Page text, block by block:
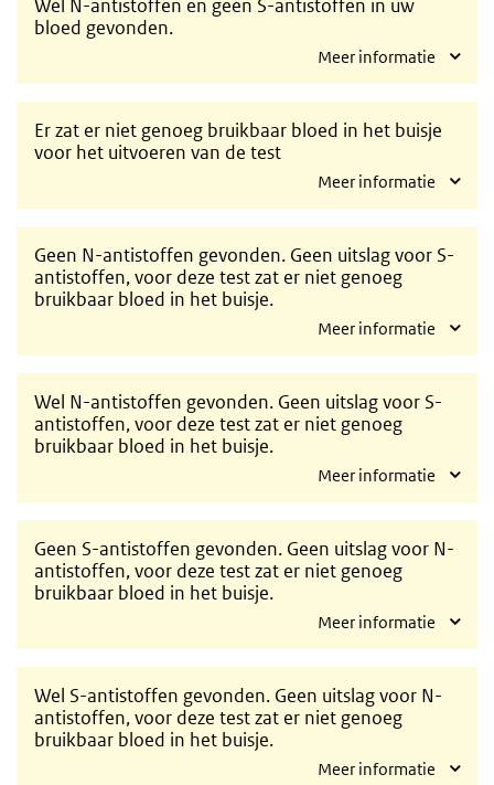
Wel N-antistoffen en geen S-antistoffen in uw
bloed gevonden.
Meer informatie
Er zat er niet genoeg bruikbaar bloed in het buisje
voor het uitvoeren van de test
Meer informatie
Geen N-antistoffen gevonden. Geen uitslag voor S-
antistoffen, voor deze test zat er niet genoeg
bruikbaar bloed in het buisje.
Meer informatie
Wel N-antistoffen gevonden. Geen uitslag voor S-
antistoffen, voor deze test zat er niet genoeg
bruikbaar bloed in het buisje.
Meer informatie
Geen S-antistoffen gevonden. Geen uitslag voor N-
antistoffen, voor deze test zat er niet genoeg
bruikbaar bloed in het buisje.
Meer informatie
Wel S-antistoffen gevonden. Geen uitslag voor N-
antistoffen, voor deze test zat er niet genoeg
bruikbaar bloed in het buisje.
Meer informatie